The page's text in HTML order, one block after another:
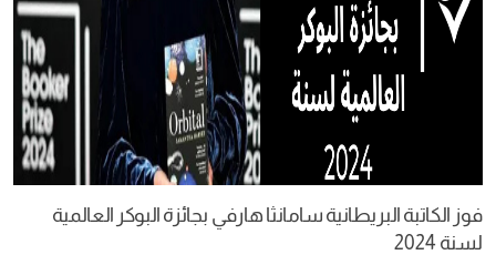
فوز الكاتبة البريطانية سامانثا هارفي بجائزة البوكر العالمية
لسنة 2024